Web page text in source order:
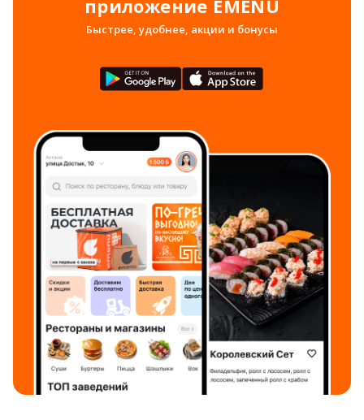
приложение EMENU
Быстрее, удобнее, акции и бонусы